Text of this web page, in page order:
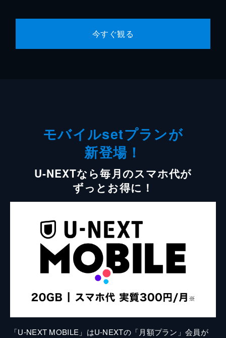
今すぐ観る
モバイルsetプランが
新登場！
U-NEXTなら毎月のスマホ代が
ずっとお得に！
「U-NEXT MOBILE」はU-NEXTの「月額プラン」会員が